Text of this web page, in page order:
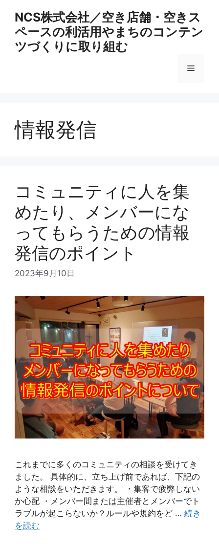
NCS株式会社／空き店舗・空きス
ペースの利活用やまちのコンテン
ツづくりに取り組む
メ
情報発信
コミュニティに人を集
めたり、メンバーにな
ってもらうための情報
発信のポイント
2023年9月10日
これまでに多くのコミュニティの相談を受けてき
ました。 具体的に、立ち上げ前であれば、下記の
ような相談をいただきます。 ・集客で疲弊しない
か心配 ・メンバー間または主催者とメンバーでト
ラブルが起こらないか？ルールや規約をど … 続き
を読む